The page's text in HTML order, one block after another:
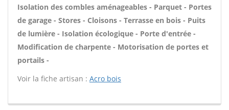
Isolation des combles aménageables - Parquet - Portes
de garage - Stores - Cloisons - Terrasse en bois - Puits
de lumière - Isolation écologique - Porte d'entrée -
Modification de charpente - Motorisation de portes et
portails -
Voir la fiche artisan : Acro bois